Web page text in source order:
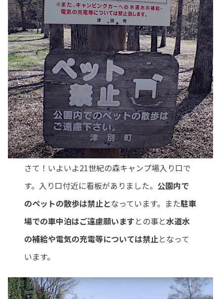
さて！いよいよ21世紀の森キャンプ場入り口で
す。入り口付近に看板がありました。 公園内で
のペットの散歩は禁止となっています。また駐車
場での車中泊はご遠慮願いますとの事と水道水
の補給や電気の充電等については禁止となって
います。